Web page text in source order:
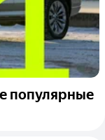
популярные